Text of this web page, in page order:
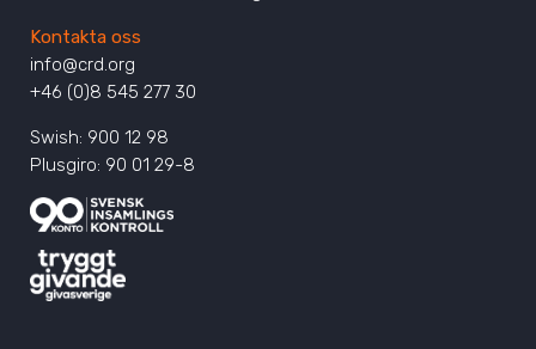
Kontakta oss
info@crd.org
+46 (0)8 545 277 30
Swish: 900 12 98
Plusgiro: 90 01 29-8